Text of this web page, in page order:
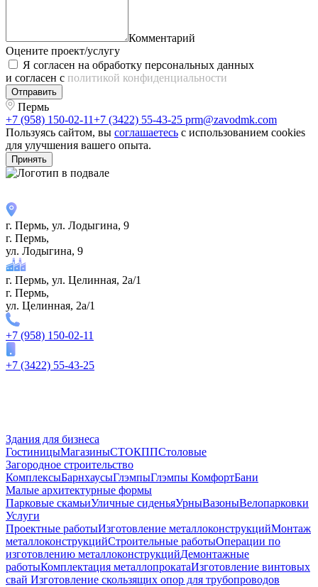
Комментарий
Оцените проект/услугу
Я согласен на обработку персональных данных
и согласен с политикой конфиденциальности
Отправить
Пермь
+7 (958) 150-02-11+7 (3422) 55-43-25 prm@zavodmk.com
Пользуясь сайтом, вы соглашаетесь с использованием cookies
для улучшения вашего опыта.
Принять
г. Пермь, ул. ​Лодыгина, 9
г. Пермь,
ул. ​Лодыгина, 9
г. Пермь, ул. Целинная, 2а/1
г. Пермь,
ул. Целинная, 2а/1
+7 (958) 150-02-11
+7 (3422) 55-43-25
Здания для бизнеса
ГостиницыМагазиныСТОКППСтоловые
Загородное строительство
КомплексыБарнхаусыГлэмпыГлэмпы КомфортБани
Малые архитектурные формы
Парковые скамьиУличные сиденьяУрныВазоныВелопарковки
Услуги
Проектные работыИзготовление металлоконструкцийМонтаж
металлоконструкцийСтроительные работыОперации по
изготовлению металлоконструкцийДемонтажные
работыКомплектация металлопрокатаИзготовление винтовых
свай Изготовление скользящих опор для трубопроводов